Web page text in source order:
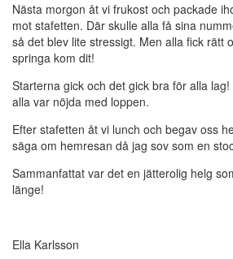
Nästa morgon åt vi frukost och packade
mot stafetten. Där skulle alla få sina
så det blev lite stressigt. Men alla fick rätt
springa kom dit!
Starterna gick och det gick bra för alla
alla var nöjda med loppen.
Efter stafetten åt vi lunch och begav oss
säga om hemresan då jag sov som en
Sammanfattat var det en jätterolig helg
länge!
Ella Karlsson